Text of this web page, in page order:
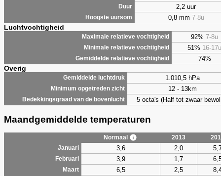
Duur 2,2 uur
Hoogste uursom 0,8 mm 7-8u
Luchtvochtigheid
Maximale relatieve vochtigheid 92% 7-8u
Minimale relatieve vochtigheid 51% 16-17u
Gemiddelde relatieve vochtigheid 74%
Overig
Gemiddelde luchtdruk 1.010,5 hPa
Minimum opgetreden zicht 12 - 13km
Bedekkingsgraad van de bovenlucht 5 octa's (Half tot zwaar
Maandgemiddelde temperaturen
Normaal 2013
Januari
3,6 2,0
Februari 3,9 1,7
Maart 6,5 2,5